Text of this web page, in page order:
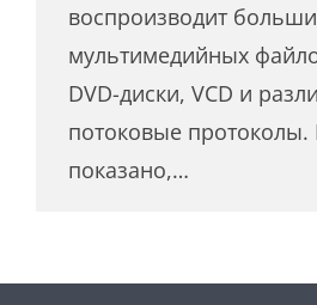
воспроизводит
мультимедийных
DVD-диски, VCD и
потоковые протоколы.
показано,…